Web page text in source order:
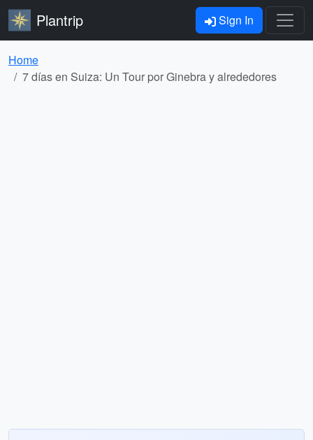
Plantrip Sign In
Home
7 días en Suiza: Un Tour por Ginebra y alrededores